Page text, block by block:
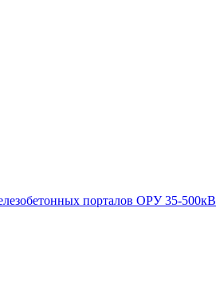
порталов ОРУ 35-500кВ